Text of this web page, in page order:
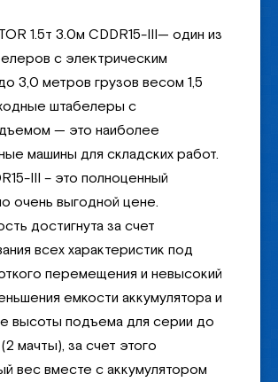
1.5т 3.0м CDDR15-III— один из
с электрическим
3,0 метров грузов весом 1,5
штабелеры с
— это наиболее
машины для складских работ.
III – это полноценный
очень выгодной цене.
достигнута за счет
всех характеристик под
перемещения и невысокий
емкости аккумулятора и
высоты подъема для серии до
мачты), за счет этого
вес вместе с аккумулятором